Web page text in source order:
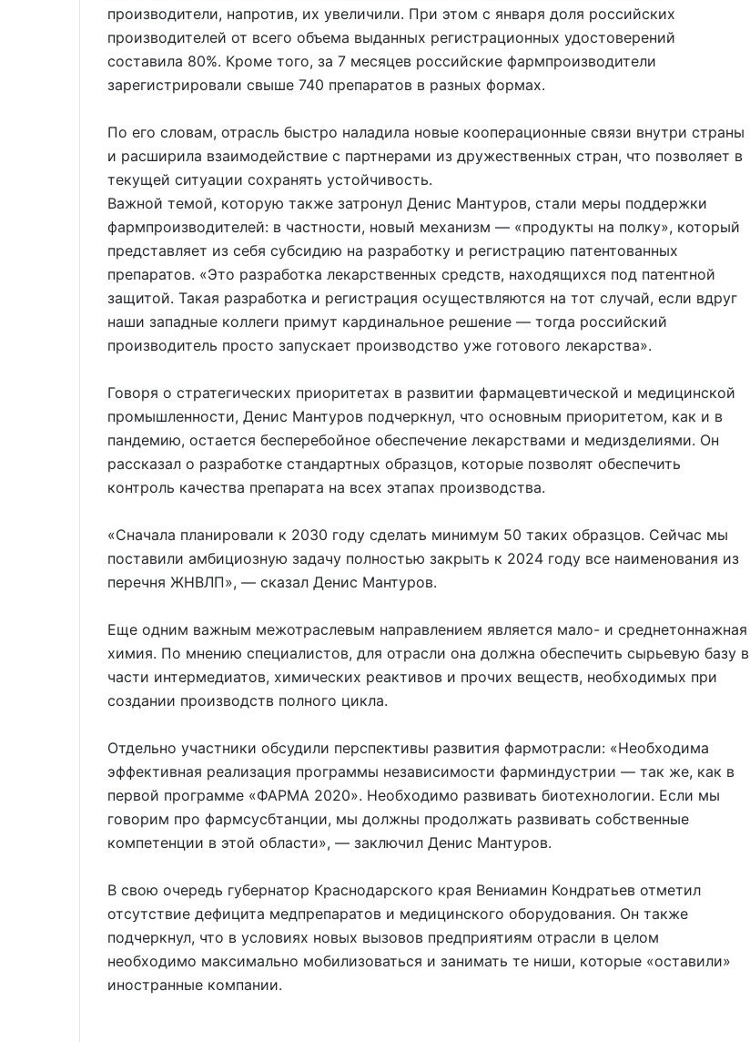
производители, напротив, их увеличили. При этом с января доля российских
производителей от всего объема выданных регистрационных удостоверений
составила 80%. Кроме того, за 7 месяцев российские фармпроизводители
зарегистрировали свыше 740 препаратов в разных формах.
По его словам, отрасль быстро наладила новые кооперационные связи внутри страны
и расширила взаимодействие с партнерами из дружественных стран, что позволяет в
текущей ситуации сохранять устойчивость.
Важной темой, которую также затронул Денис Мантуров, стали меры поддержки
фармпроизводителей: в частности, новый механизм — «продукты на полку», который
представляет из себя субсидию на разработку и регистрацию патентованных
препаратов. «Это разработка лекарственных средств, находящихся под патентной
защитой. Такая разработка и регистрация осуществляются на тот случай, если вдруг
наши западные коллеги примут кардинальное решение — тогда российский
производитель просто запускает производство уже готового лекарства».
Говоря о стратегических приоритетах в развитии фармацевтической и медицинской
промышленности, Денис Мантуров подчеркнул, что основным приоритетом, как и в
пандемию, остается бесперебойное обеспечение лекарствами и медизделиями. Он
рассказал о разработке стандартных образцов, которые позволят обеспечить
контроль качества препарата на всех этапах производства.
«Сначала планировали к 2030 году сделать минимум 50 таких образцов. Сейчас мы
поставили амбициозную задачу полностью закрыть к 2024 году все наименования из
перечня ЖНВЛП», — сказал Денис Мантуров.
Еще одним важным межотраслевым направлением является мало- и среднетоннажная
химия. По мнению специалистов, для отрасли она должна обеспечить сырьевую базу в
части интермедиатов, химических реактивов и прочих веществ, необходимых при
создании производств полного цикла.
Отдельно участники обсудили перспективы развития фармотрасли: «Необходима
эффективная реализация программы независимости фарминдустрии — так же, как в
первой программе «ФАРМА 2020». Необходимо развивать биотехнологии. Если мы
говорим про фармсусбтанции, мы должны продолжать развивать собственные
компетенции в этой области», — заключил Денис Мантуров.
В свою очередь губернатор Краснодарского края Вениамин Кондратьев отметил
отсутствие дефицита медпрепаратов и медицинского оборудования. Он также
подчеркнул, что в условиях новых вызовов предприятиям отрасли в целом
необходимо максимально мобилизоваться и занимать те ниши, которые «оставили»
иностранные компании.